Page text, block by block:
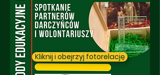
Kliknij i obejrzyj fotorelację